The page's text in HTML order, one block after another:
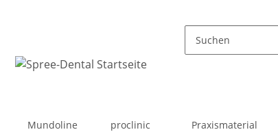
Mundoline proclinic Praxismaterial